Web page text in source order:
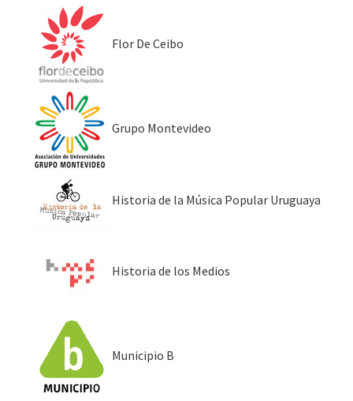
Flor De Ceibo
Grupo Montevideo
Historia de la Música Popular Uruguaya
Historia de los Medios
Municipio B